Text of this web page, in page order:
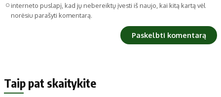
interneto puslapį, kad jų nebereiktų įvesti iš naujo, kai kitą kartą vėl
norėsiu parašyti komentarą.
Taip pat skaitykite